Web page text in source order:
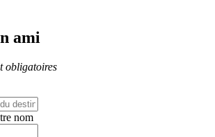
ami
obligatoires
nom